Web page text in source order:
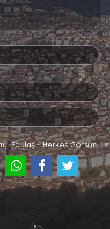
Paylaş - Herkes Görsün